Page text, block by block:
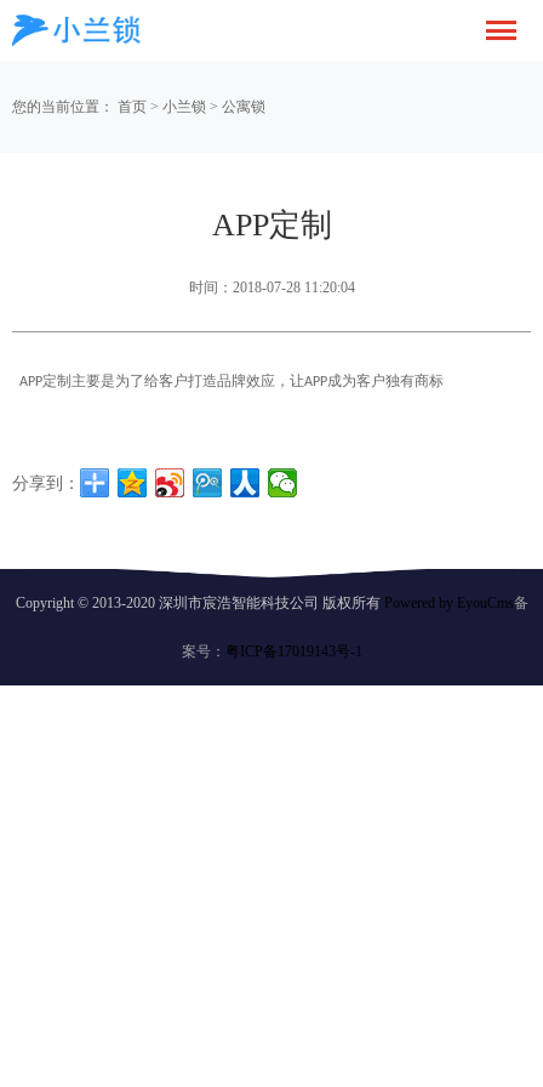
您的当前位置： 首页 > 小兰锁 > 公寓锁
APP定制
时间：2018-07-28 11:20:04
APP定制主要是为了给客户打造品牌效应，让APP成为客户独有商标
分享到：
Copyright © 2013-2020 深圳市宸浩智能科技公司 版权所有Powered by EyouCms备
案号： 粤ICP备17019143号-1